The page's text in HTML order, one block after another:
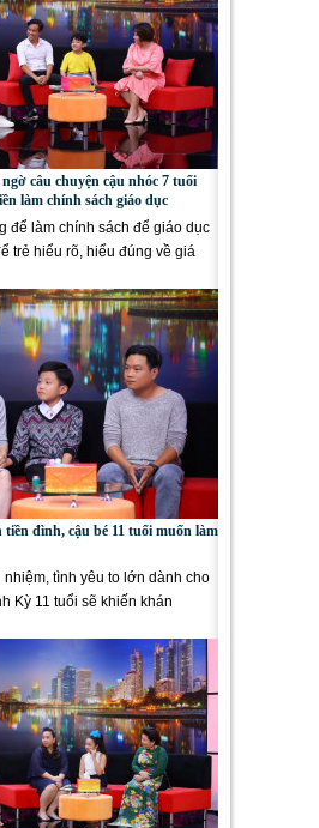
câu chuyện cậu nhóc 7 tuổi
làm chính sách giáo dục
để làm chính sách để giáo dục
trẻ hiểu rõ, hiểu đúng về giá
đình, cậu bé 11 tuổi muốn làm
nhiệm, tình yêu to lớn dành cho
Kỳ 11 tuổi sẽ khiến khán